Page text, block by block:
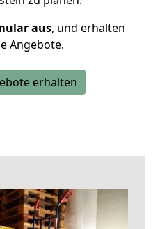
aus, und erhalten
Angebote.
erhalten